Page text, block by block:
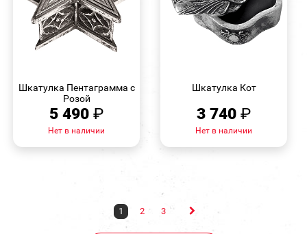
Шкатулка Пентаграмма с
Розой
5 490 ₽
Нет в наличии
Шкатулка Кот
3 740 ₽
Нет в наличии
1 2 3